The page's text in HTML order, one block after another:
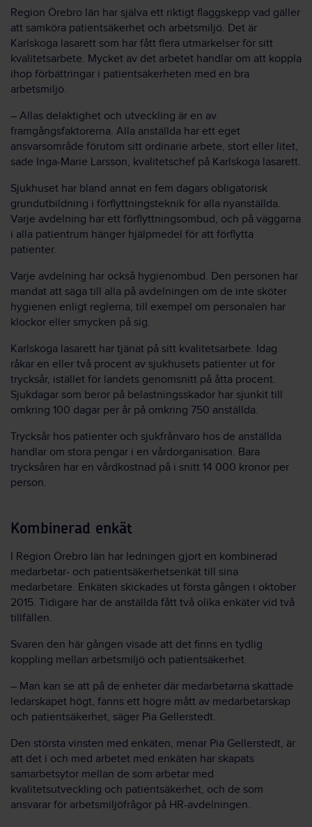
Region Örebro län har själva ett riktigt flaggskepp vad gäller
att samköra patientsäkerhet och arbetsmiljö. Det är
Karlskoga lasarett som har fått flera utmärkelser för sitt
kvalitetsarbete. Mycket av det arbetet handlar om att koppla
ihop förbättringar i patientsäkerheten med en bra
arbetsmiljö.
– Allas delaktighet och utveckling är en av
framgångsfaktorerna. Alla anställda har ett eget
ansvarsområde förutom sitt ordinarie arbete, stort eller litet,
sade Inga-Marie Larsson, kvalitetschef på Karlskoga lasarett.
Sjukhuset har bland annat en fem dagars obligatorisk
grundutbildning i förflyttningsteknik för alla nyanställda.
Varje avdelning har ett förflyttningsombud, och på väggarna
i alla patientrum hänger hjälpmedel för att förflytta
patienter.
Varje avdelning har också hygienombud. Den personen har
mandat att säga till alla på avdelningen om de inte sköter
hygienen enligt reglerna, till exempel om personalen har
klockor eller smycken på sig.
Karlskoga lasarett har tjänat på sitt kvalitetsarbete. Idag
råkar en eller två procent av sjukhusets patienter ut för
trycksår, istället för landets genomsnitt på åtta procent.
Sjukdagar som beror på belastningsskador har sjunkit till
omkring 100 dagar per år på omkring 750 anställda.
Trycksår hos patienter och sjukfrånvaro hos de anställda
handlar om stora pengar i en vårdorganisation. Bara
trycksåren har en vårdkostnad på i snitt 14 000 kronor per
person.
Kombinerad enkät
I Region Örebro län har ledningen gjort en kombinerad
medarbetar- och patientsäkerhetsenkät till sina
medarbetare. Enkäten skickades ut första gången i oktober
2015. Tidigare har de anställda fått två olika enkäter vid två
tillfällen.
Svaren den här gången visade att det finns en tydlig
koppling mellan arbetsmiljö och patientsäkerhet.
– Man kan se att på de enheter där medarbetarna skattade
ledarskapet högt, fanns ett högre mått av medarbetarskap
och patientsäkerhet, säger Pia Gellerstedt.
Den största vinsten med enkäten, menar Pia Gellerstedt, är
att det i och med arbetet med enkäten har skapats
samarbetsytor mellan de som arbetar med
kvalitetsutveckling och patientsäkerhet, och de som
ansvarar för arbetsmiljöfrågor på HR-avdelningen.